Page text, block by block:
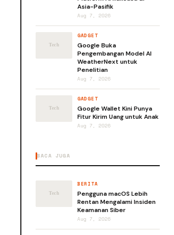
Asia-Pasifik
Aug 7, 2026
GADGET
Google Buka
Pengembangan Model AI
WeatherNext untuk
Penelitian
Aug 7, 2026
GADGET
Google Wallet Kini Punya
Fitur Kirim Uang untuk Anak
Aug 7, 2026
BACA JUGA
BERITA
Pengguna macOS Lebih
Rentan Mengalami Insiden
Keamanan Siber
Aug 7, 2026